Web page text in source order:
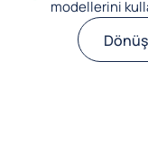
modellerini